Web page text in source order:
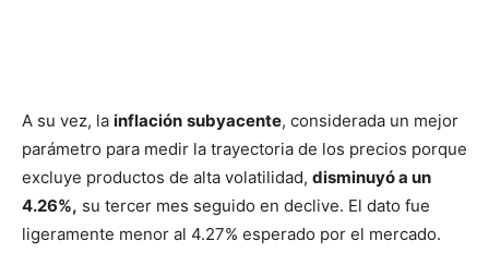
A su vez, la inflación subyacente, considerada un mejor
parámetro para medir la trayectoria de los precios porque
excluye productos de alta volatilidad, disminuyó a un
4.26%, su tercer mes seguido en declive. El dato fue
ligeramente menor al 4.27% esperado por el mercado.